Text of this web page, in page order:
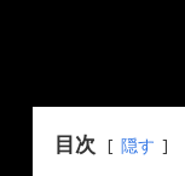
目次 隠す